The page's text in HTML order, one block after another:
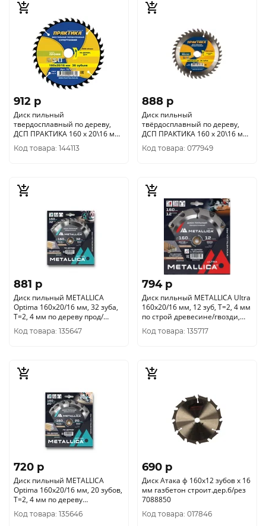
912 p
Диск пильный
твердосплавный по дереву,
ДСП ПРАКТИКА 160 х 20\16 мм,
ТОНКИЙ, 36 зубьев (921-879)
Код товара: 144113
888 p
Диск пильный
твёрдосплавный по дереву,
ДСП ПРАКТИКА 160 х 20\16 мм,
36 зубов 030-375
Код товара: 077949
881 p
Диск пильный METALLICA
Optima 160x20/16 мм, 32 зуба,
Т=2, 4 мм по дереву прод/
поперечн, 902530
Код товара: 135647
794 p
Диск пильный METALLICA Ultra
160x20/16 мм, 12 зуб, Т=2, 4 мм
по строй древесине/гвозди,
903742
Код товара: 135717
720 p
Диск пильный METALLICA
Optima 160x20/16 мм, 20 зубов,
Т=2, 4 мм по дереву
продольный, 902523
Код товара: 135646
690 p
Диск Атака ф 160х12 зубов х 16
мм газбетон строит.дер.б/рез
7088850
Код товара: 017846